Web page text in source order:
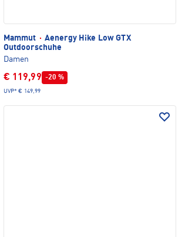
Mammut · Aenergy Hike Low GTX
Outdoorschuhe
Damen
€ 119,99 -20 %
UVP* € 149,99